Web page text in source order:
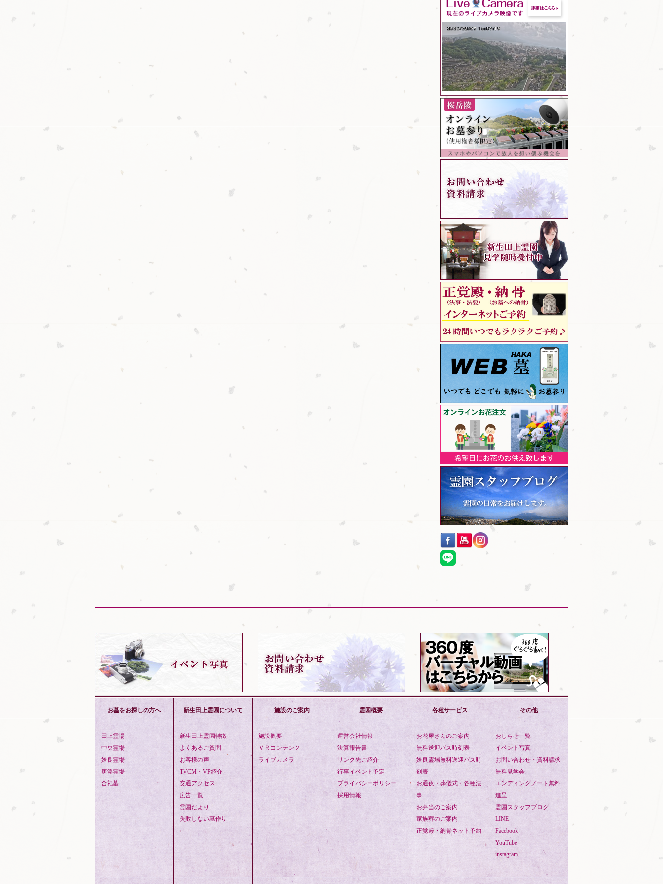
お墓をお探しの方へ
田上霊場
中央霊場
姶良霊場
唐湊霊場
合祀墓
新生田上霊園について
新生田上霊園特徴
よくあるご質問
お客様の声
TVCM・VP紹介
交通アクセス
広告一覧
霊園だより
失敗しない墓作り
施設のご案内
施設概要
ＶＲコンテンツ
ライブカメラ
霊園概要
運営会社情報
決算報告書
リンク先ご紹介
行事イベント予定
プライバシーポリシー
採用情報
各種サービス
お花屋さんのご案内
無料送迎バス時刻表
姶良霊場無料送迎バス時
刻表
お通夜・葬儀式・各種法
事
お弁当のご案内
家族葬のご案内
正覚殿・納骨ネット予約
その他
おしらせ一覧
イベント写真
お問い合わせ・資料請求
無料見学会
エンディングノート無料
進呈
霊園スタッフブログ
LINE
Facebook
YouTube
instagram